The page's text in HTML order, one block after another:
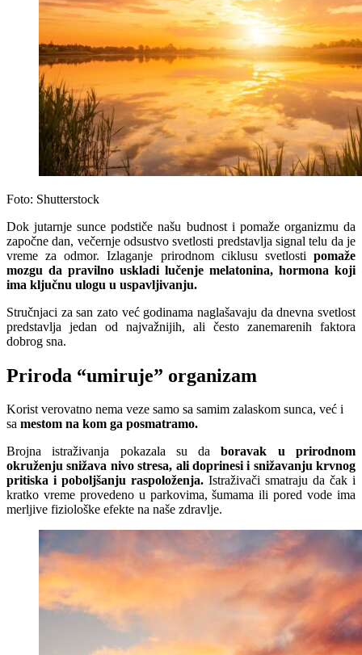
Foto: Shutterstock
Dok jutarnje sunce podstiče našu budnost i pomaže organizmu da
započne dan, večernje odsustvo svetlosti predstavlja signal telu da je
vreme za odmor. Izlaganje prirodnom ciklusu svetlosti pomaže
mozgu da pravilno uskladi lučenje melatonina, hormona koji
ima ključnu ulogu u uspavljivanju.
Stručnjaci za san zato već godinama naglašavaju da dnevna svetlost
predstavlja jedan od najvažnijih, ali često zanemarenih faktora
dobrog sna.
Priroda “umiruje” organizam
Korist verovatno nema veze samo sa samim zalaskom sunca, već i
sa mestom na kom ga posmatramo.
Brojna istraživanja pokazala su daboravak u prirodnom
okruženju snižava nivo stresa, ali doprinesi i snižavanju krvnog
pritiska i poboljšanju raspoloženja. Istraživači smatraju da čak i
kratko vreme provedeno u parkovima, šumama ili pored vode ima
merljive fiziološke efekte na naše zdravlje.